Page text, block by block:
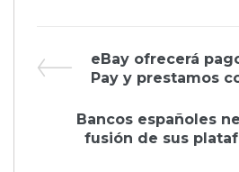
Navegación
entradas
Previous
Post
eBay ofrecerá
Pay y prestamos
Next
Post
Bancos españoles
fusión de sus